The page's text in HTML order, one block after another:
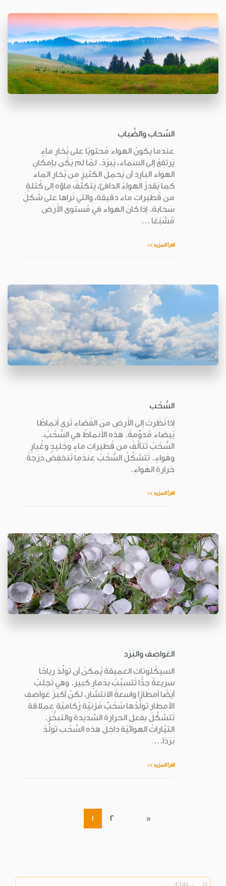
السَّحاب والضَّباب
عندما يكونُ الهواء مُحتويًا على بُخارِ ماءٍ
يَرتفِعُ إلى السماء، يَبرُدُ. لمّا لم يَكُن بإمكانِ
الهواء البارِد أن يَحمِلَ الكثيرَ من بُخارِ الماء
كما يَقدِرُ الهواءُ الدافئ، يَتكثَّفُ ماؤه إلى كُتلةٍ
من قُطَيراتِ ماء دقيقة، والتي نَراها على شَكلِ
سَحابة. إذا كانَ الهواء في مُستوى الأَرض
مُشبَعًا ...
اقرأ المزيد >>
السُّحُب
إذا نَظَرتَ إلى الأَرضِ منَ الفَضاءِ تَرى أَنماطًا
بَيضاءَ مُدوِّمةً. هذه الأَنماطُ هي السُّحُبُ.
السُّحُبُ تَتألَّفُ من قُطَيراتِ ماءٍ وجَليدٍ وغُبارٍ
وهَواءٍ. تَتشكَّلُ السُّحُبُ عِندَما تَنخفِضُ دَرَجةُ
حَرارةِ الهَواءِ.
اقرأ المزيد >>
العَواصِف والبَرَد
السيكْلونات العميقة يُمكِنُ أن تولِّدَ رياحًا
سريعةً جدًّا تَتسبَّبُ بدَمارٍ كبير. وهي تَجلِبُ
أيضًا أمطارًا واسعةَ الانتِشار، لكنّ أكبرَ عَواصِفِ
الأمطار تولِّدُها سُحُبٌ مُزنيّة رُكاميّة عِملاقة
تَتشكَّلُ بفِعلِ الحرارة الشديدة والتبخُّر.
التيّاراتُ الهوائيّة داخِلَ هذه السُّحُب تولِّدُ
بَرَدًا...
اقرأ المزيد >>
1 2 »